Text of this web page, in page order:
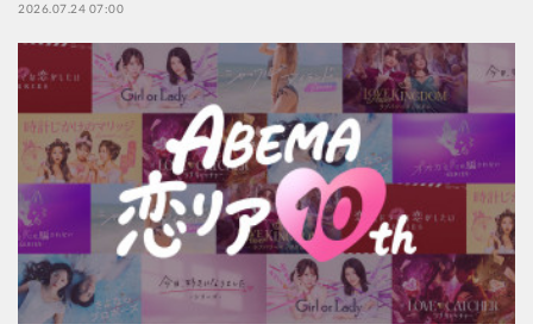
2026.07.24 07:00